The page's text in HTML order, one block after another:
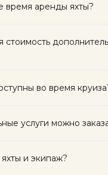
время аренды яхты?
стоимость
во время
услуги можно
и экипаж?